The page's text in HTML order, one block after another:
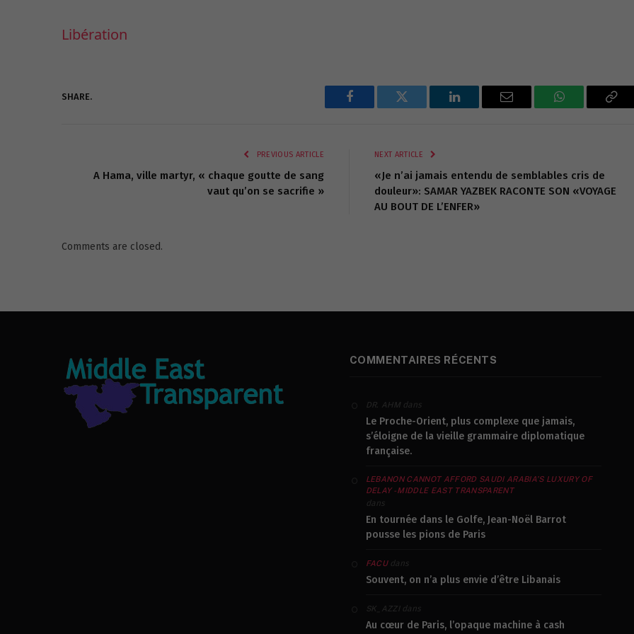
Libération
SHARE.
Facebook Twitter LinkedIn Email WhatsApp
PREVIOUS ARTICLE
A Hama, ville martyr, « chaque goutte de sang
vaut qu’on se sacrifie »
NEXT ARTICLE
«Je n’ai jamais entendu de semblables cris de
douleur»: SAMAR YAZBEK RACONTE SON «VOYAGE
AU BOUT DE L’ENFER»
Comments are closed.
COMMENTAIRES RÉCENTS
DR. AHMdans
Le Proche-Orient, plus complexe que jamais,
s’éloigne de la vieille grammaire diplomatique
française.
LEBANON CANNOT AFFORD SAUDI ARABIA’S LUXURY OF
DELAY - MIDDLE EAST TRANSPARENT
dans
En tournée dans le Golfe, Jean-Noël Barrot
pousse les pions de Paris
FACUdans
Souvent, on n’a plus envie d’être Libanais
SK_AZZIdans
Au cœur de Paris, l’opaque machine à cash